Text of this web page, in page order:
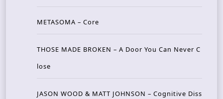
METASOMA – Core
THOSE MADE BROKEN – A Door You Can Never C
lose
JASON WOOD & MATT JOHNSON – Cognitive Diss